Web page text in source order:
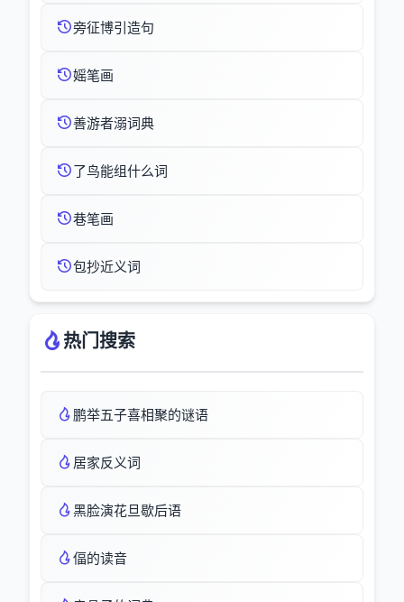
旁征博引造句
媱笔画
善游者溺词典
了鸟能组什么词
巷笔画
包抄近义词
热门搜索
鹏举五子喜相聚的谜语
居家反义词
黑脸演花旦歇后语
偪的读音